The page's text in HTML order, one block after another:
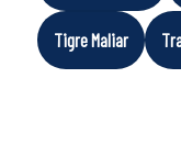
Tigre Maliar